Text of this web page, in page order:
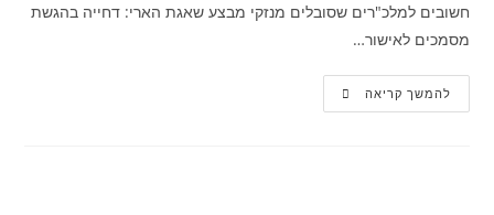
חשובים למלכ"רים שסובלים מנזקי מבצע שאגת הארי: דחייה בהגשת
מסמכים לאישור…
להמשך קריאה